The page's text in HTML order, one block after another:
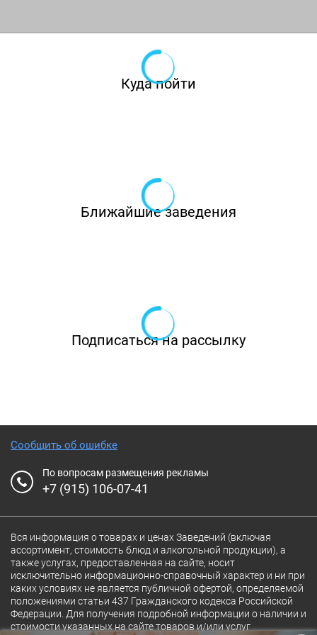
приглашаем Вас прикоснуться к изысканной
кухне и разделить с нами радость нового
имеется сцена, бар, гримерная.
Ежедневно в данном зале мы сервируем
Уютный зал вместимостью до 50 гостей.
Позволит организовать более камерное
Вашей компании вкусные и сытные бизнес-
Паб «Метрополь»
Паб с собственной бельгийской пивоварней.
Наслаждайтесь общением с друзьями,
вкусными напитками и блюдами из нашего
меню. Отлично подойдет для обедов, ужинов
и деловых встреч.
Куда пойти
Ближайшие заведения
Подписаться на рассылку
Сообщить об ошибке
По вопросам размещения рекламы
+7 (915) 106-07-41
Вся информация о товарах и ценах Заведений (включая
ассортимент, стоимость блюд и алкогольной продукции), а
также услугах, предоставленная на сайте, носит
исключительно информационно-справочный характер и ни при
каких условиях не является публичной офертой, определяемой
положениями статьи 437 Гражданского кодекса Российской
Федерации. Для получения подробной информации о наличии и
стоимости указанных на сайте товаров и/или услуг